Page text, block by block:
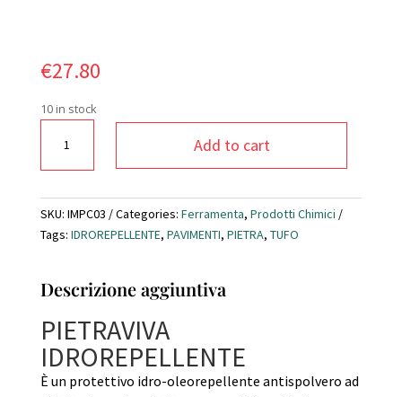
€27.80
10 in stock
IDROREPELLENTE
lt
quantity
Add to cart
SKU: IMPC03 Categories: Ferramenta, Prodotti Chimici
Tags: IDROREPELLENTE, PAVIMENTI, PIETRA, TUFO
Descrizione aggiuntiva
PIETRAVIVA
IDROREPELLENTE
È un protettivo idro-oleorepellente antispolvero ad